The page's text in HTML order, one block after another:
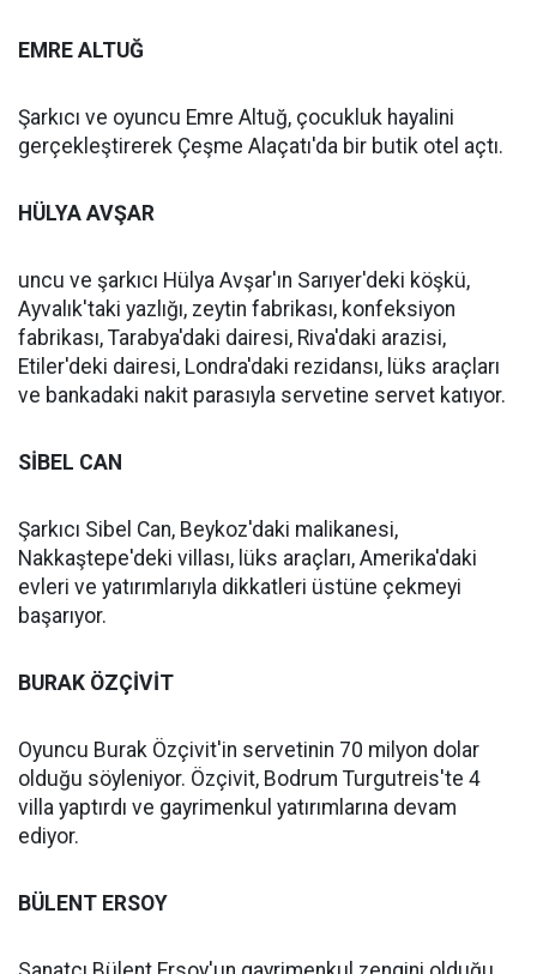
EMRE ALTUĞ
Şarkıcı ve oyuncu Emre Altuğ, çocukluk hayalini
gerçekleştirerek Çeşme Alaçatı'da bir butik otel açtı.
HÜLYA AVŞAR
uncu ve şarkıcı Hülya Avşar'ın Sarıyer'deki köşkü,
Ayvalık'taki yazlığı, zeytin fabrikası, konfeksiyon
fabrikası, Tarabya'daki dairesi, Riva'daki arazisi,
Etiler'deki dairesi, Londra'daki rezidansı, lüks araçları
ve bankadaki nakit parasıyla servetine servet katıyor.
SİBEL CAN
Şarkıcı Sibel Can, Beykoz'daki malikanesi,
Nakkaştepe'deki villası, lüks araçları, Amerika'daki
evleri ve yatırımlarıyla dikkatleri üstüne çekmeyi
başarıyor.
BURAK ÖZÇİVİT
Oyuncu Burak Özçivit'in servetinin 70 milyon dolar
olduğu söyleniyor. Özçivit, Bodrum Turgutreis'te 4
villa yaptırdı ve gayrimenkul yatırımlarına devam
ediyor.
BÜLENT ERSOY